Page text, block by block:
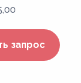
запрос